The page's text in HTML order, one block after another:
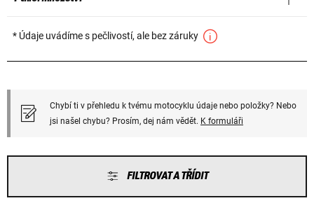
* Údaje uvádíme s pečlivostí, ale bez záruky
Chybí ti v přehledu k tvému motocyklu údaje nebo položky? Nebo
jsi našel chybu? Prosím, dej nám vědět. K formuláři
FILTROVAT A TŘÍDIT